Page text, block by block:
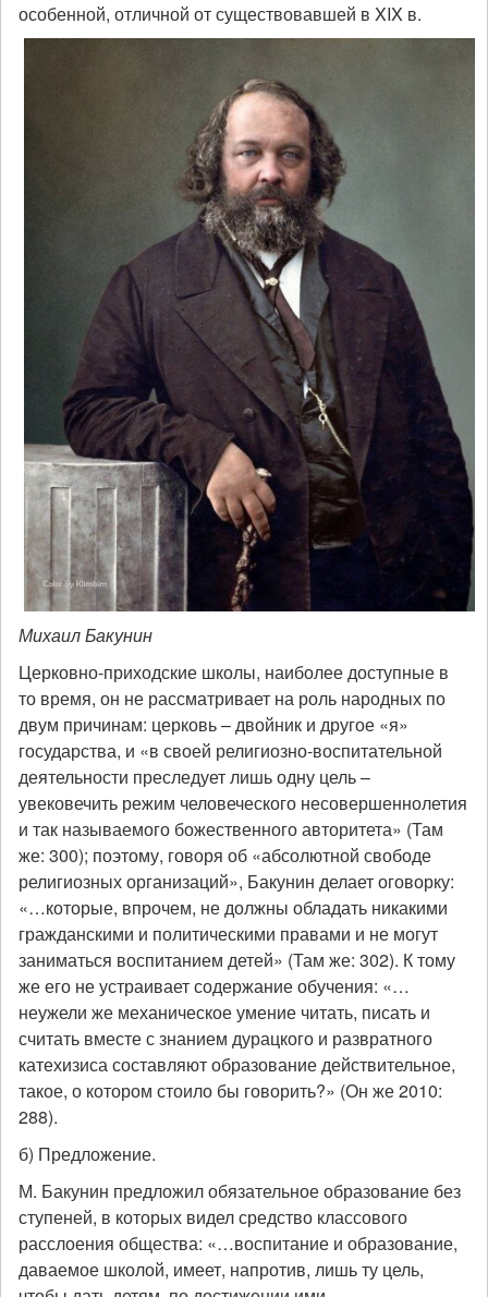
особенной, отличной от существовавшей в XIX в.
Михаил Бакунин
Церковно-приходские школы, наиболее доступные в
то время, он не рассматривает на роль народных по
двум причинам: церковь – двойник и другое «я»
государства, и «в своей религиозно-воспитательной
деятельности преследует лишь одну цель –
увековечить режим человеческого несовершеннолетия
и так называемого божественного авторитета» (Там
же: 300); поэтому, говоря об «абсолютной свободе
религиозных организаций», Бакунин делает оговорку:
«…которые, впрочем, не должны обладать никакими
гражданскими и политическими правами и не могут
заниматься воспитанием детей» (Там же: 302). К тому
же его не устраивает содержание обучения: «…
неужели же механическое умение читать, писать и
считать вместе с знанием дурацкого и развратного
катехизиса составляют образование действительное,
такое, о котором стоило бы говорить?» (Он же 2010:
288).
б) Предложение.
М. Бакунин предложил обязательное образование без
ступеней, в которых видел средство классового
расслоения общества: «…воспитание и образование,
даваемое школой, имеет, напротив, лишь ту цель,